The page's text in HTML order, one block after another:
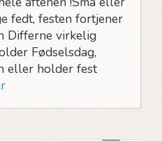
fedt, festen fortjener
Differne virkelig
Fødselsdag,
eller holder fest